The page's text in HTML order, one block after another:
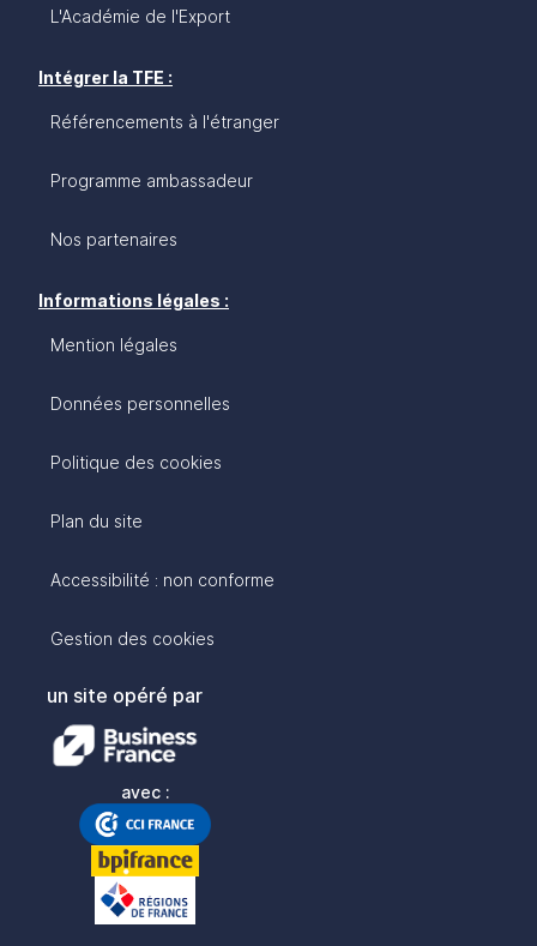
L'Académie de l'Export
Intégrer la TFE :
Référencements à l'étranger
Programme ambassadeur
Nos partenaires
Informations légales :
Mention légales
Données personnelles
Politique des cookies
Plan du site
Accessibilité : non conforme
Gestion des cookies
un site opéré par
avec :